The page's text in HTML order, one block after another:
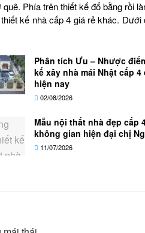
Phía trên thiết kế đổ bằng rồi
kế nhà cấp 4 giá rẻ khác. Dưới
Phân tích Ưu – Nhược
kế xây nhà mái Nhật cấp
hiện nay
02/08/2026
Mẫu nội thất nhà đẹp cấp
không gian hiện đại chị
11/07/2026